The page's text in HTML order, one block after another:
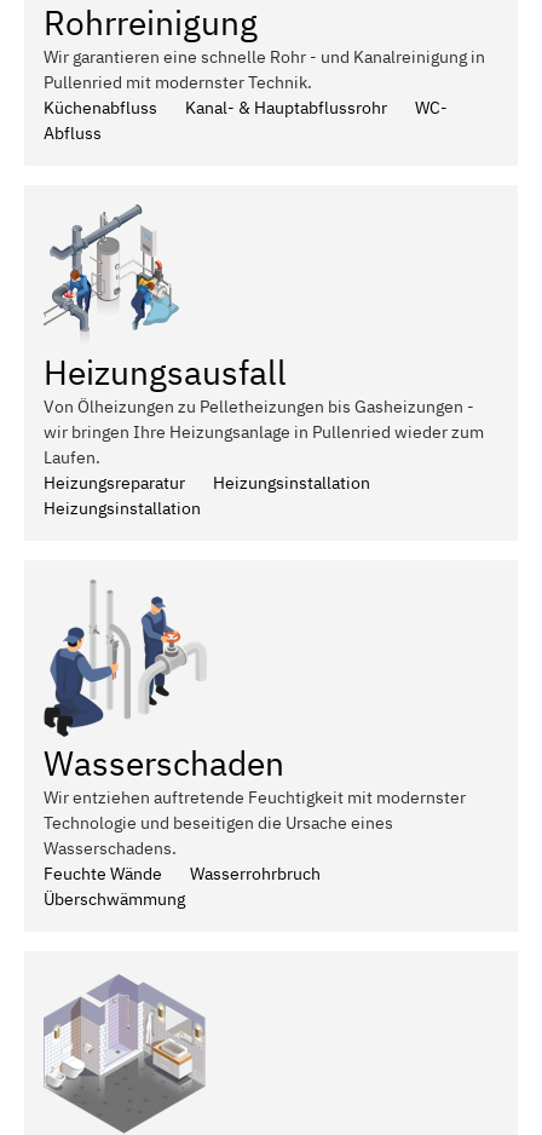
Rohrreinigung
Wir garantieren eine schnelle Rohr - und Kanalreinigung in
Pullenried mit modernster Technik.
Küchenabfluss
Kanal- & Hauptabflussrohr
WC-
Abfluss
Heizungsausfall
Von Ölheizungen zu Pelletheizungen bis Gasheizungen -
wir bringen Ihre Heizungsanlage in Pullenried wieder zum
Laufen.
Heizungsreparatur
Heizungsinstallation
Heizungsinstallation
Wasserschaden
Wir entziehen auftretende Feuchtigkeit mit modernster
Technologie und beseitigen die Ursache eines
Wasserschadens.
Feuchte Wände
Wasserrohrbruch
Überschwämmung